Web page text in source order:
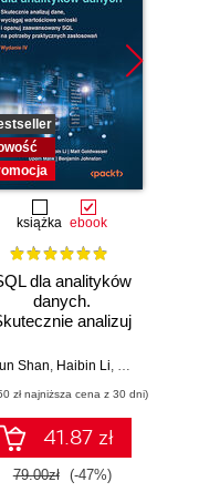
książka ebook
dla analityków
danych.
analizuj
wartościowe
zaawansowany
SQL na potrzeby
praktycznych
zastosowań.
Wydanie IV
Shan, Haibin Li, Matt Goldwasser
zł najniższa cena z 30 dni)
41.87 zł
79.00zł (-47%)